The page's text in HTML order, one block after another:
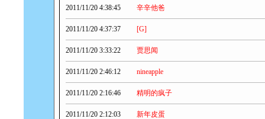
2011/11/20 4:38:45 辛辛他爸
2011/11/20 4:37:37 [G]
2011/11/20 3:33:22 贾思闻
2011/11/20 2:46:12 nineapple
2011/11/20 2:16:46 精明的疯子
2011/11/20 2:12:03 新年皮蛋